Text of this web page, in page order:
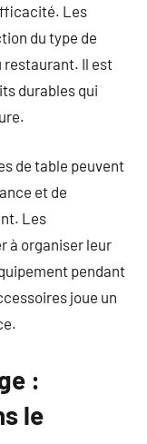
Les
du type de
restaurant. Il est
durables qui
de table peuvent
et de
Les
à organiser leur
pendant
joue un
:
le